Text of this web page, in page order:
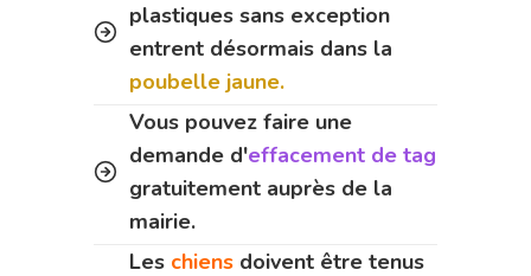
plastiques sans exception
entrent désormais dans la
poubelle jaune.
Vous pouvez faire une
demande d'effacement de tag
gratuitement auprès de la
mairie.
Les chiens doivent être tenus